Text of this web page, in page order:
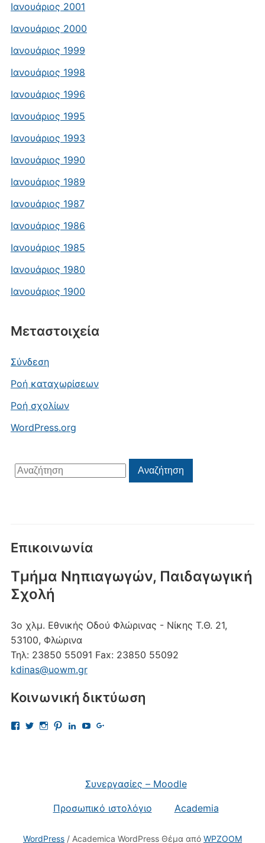
Ιανουάριος 2001
Ιανουάριος 2000
Ιανουάριος 1999
Ιανουάριος 1998
Ιανουάριος 1996
Ιανουάριος 1995
Ιανουάριος 1993
Ιανουάριος 1990
Ιανουάριος 1989
Ιανουάριος 1987
Ιανουάριος 1986
Ιανουάριος 1985
Ιανουάριος 1980
Ιανουάριος 1900
Μεταστοιχεία
Σύνδεση
Ροή καταχωρίσεων
Ροή σχολίων
WordPress.org
Αναζήτηση
για:
Αναζήτηση
Επικοινωνία
Τμήμα Νηπιαγωγών, Παιδαγωγική
Σχολή
3ο χλμ. Εθνικής Οδού Φλώρινας - Νίκης Τ.Θ. 21,
53100, Φλώρινα
Τηλ: 23850 55091 Fax: 23850 55092
kdinas@uowm.gr
Κοινωνική δικτύωση
Προβολή
Προβολή
Προβολή
Προβολή
Προβολή
trk=nav_responsive_tab_profile
στο
Προβολή
Συνεργασίες – Moodle
Προσωπικό ιστολόγιο Academia
WordPress / Academica WordPress Θέμα από WPZOOM